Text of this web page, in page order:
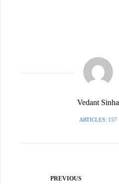
Vedant Sinha
ARTICLES: 157
PREVIOUS